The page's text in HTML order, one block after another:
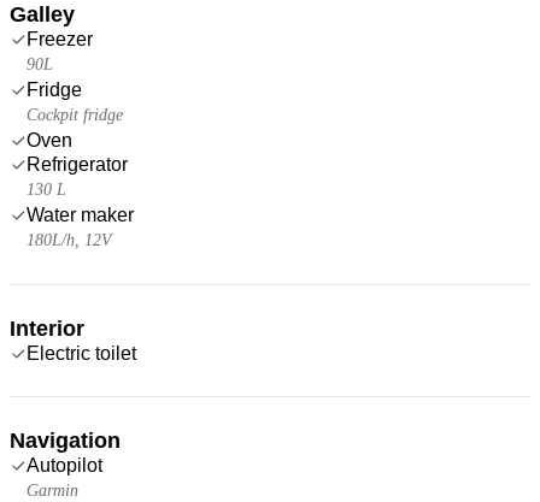
Galley
Freezer
90L
Fridge
Cockpit fridge
Oven
Refrigerator
130 L
Water maker
180L/h, 12V
Interior
Electric toilet
Navigation
Autopilot
Garmin